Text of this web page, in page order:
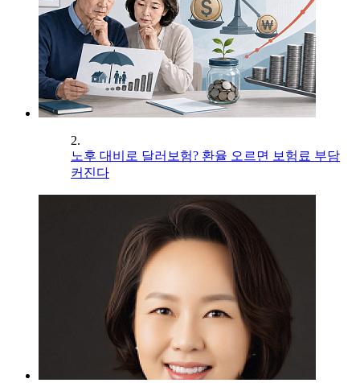
2.
노후 대비로 달러보험? 환율 오르면 보험료 부담
커진다